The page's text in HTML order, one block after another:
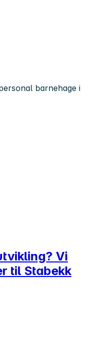
barnehage i
Vi
til Stabekk